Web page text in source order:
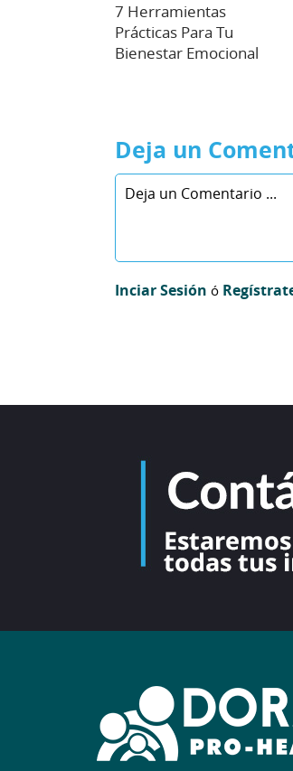
7 Herramientas
Prácticas Para Tu
Bienestar Emocional
Deja un
Inciar Sesión ó